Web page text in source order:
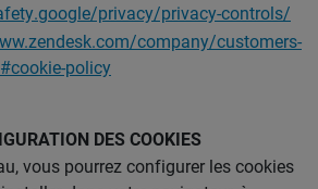
privacy/privacy-controls/
company/customers-
policy
DES COOKIES
vous pourrez configurer les cookies